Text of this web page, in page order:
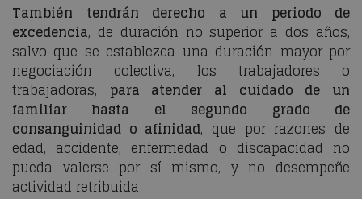
También tendrán derecho a un periodo de
excedencia, de duración no superior a dos años,
salvo que se establezca una duración mayor por
negociación colectiva, los trabajadores o
trabajadoras, para atender al cuidado de un
familiar hasta el segundo grado de
consanguinidad o afinidad, que por razones de
edad, accidente, enfermedad o discapacidad no
pueda valerse por sí mismo, y no desempeñe
actividad retribuida